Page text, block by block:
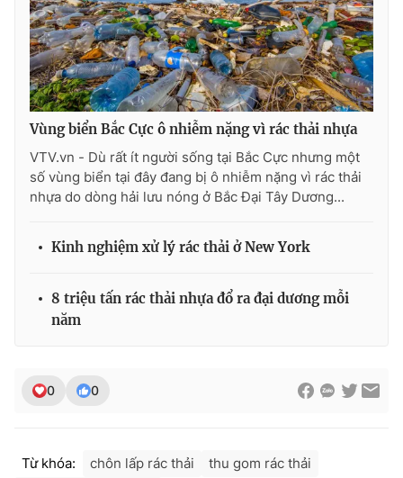
Chuyên mục khác
Emagazine Podcast
Photo Infographic
Video Shorts video
VTV Money VTV Thể thao
VTV Sức khoẻ
Thị trường 24h
Liên hệ tòa soạn English
Vùng biển Bắc Cực ô nhiễm nặng vì rác thải nhựa
VTV.vn - Dù rất ít người sống tại Bắc Cực nhưng một
số vùng biển tại đây đang bị ô nhiễm nặng vì rác thải
nhựa do dòng hải lưu nóng ở Bắc Đại Tây Dương...
Kinh nghiệm xử lý rác thải ở New York
8 triệu tấn rác thải nhựa đổ ra đại dương mỗi
năm
0 0
Từ khóa: chôn lấp rác thải
thu gom rác thải